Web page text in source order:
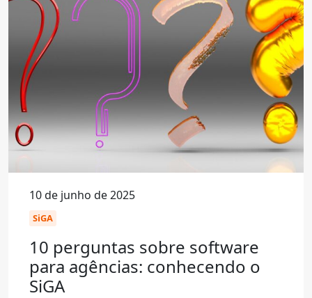
10 de junho de 2025
SiGA
10 perguntas sobre software
para agências: conhecendo o
SiGA